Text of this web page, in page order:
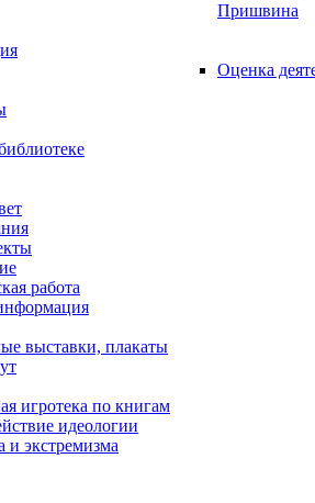
Пришвина
Оценка
работа
выставки, плакаты
игротека по книгам
идеологии
и экстремизма